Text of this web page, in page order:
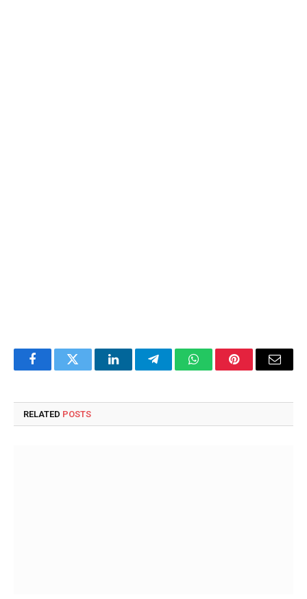
FacebookTwitter LinkedInTelegramWhatsAppPinterestEmail
RELATED POSTS